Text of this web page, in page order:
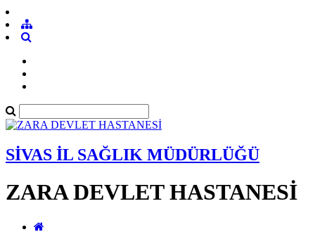
SİVAS İL SAĞLIK MÜDÜRLÜĞÜ
ZARA DEVLET HASTANESİ